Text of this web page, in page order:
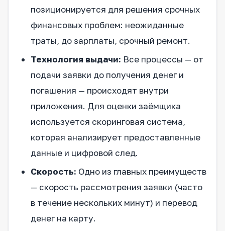
позиционируется для решения срочных
финансовых проблем: неожиданные
траты, до зарплаты, срочный ремонт.
Технология выдачи: Все процессы — от
подачи заявки до получения денег и
погашения — происходят внутри
приложения. Для оценки заёмщика
используется скоринговая система,
которая анализирует предоставленные
данные и цифровой след.
Скорость: Одно из главных преимуществ
— скорость рассмотрения заявки (часто
в течение нескольких минут) и перевод
денег на карту.